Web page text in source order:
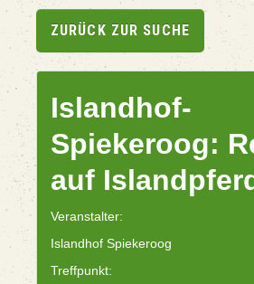
ZURÜCK ZUR SUCHE
Islandhof-
Spiekeroog:
auf
Veranstalter:
Islandhof Spiekeroog
Treffpunkt: